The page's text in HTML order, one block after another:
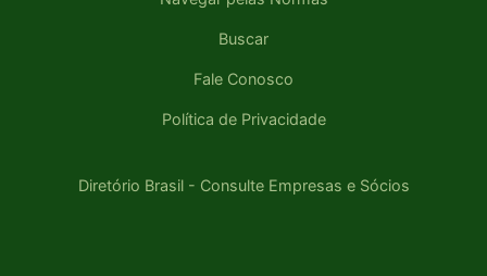
Buscar
Fale Conosco
Política de Privacidade
Diretório Brasil - Consulte Empresas e Sócios